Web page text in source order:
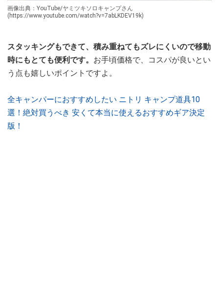
画像出典：YouTube/ヤミツキソロキャンプさん
(https://www.youtube.com/watch?v=7abLKDEV19k)
スタッキングもできて、積み重ねてもズレにくいので移動
時にもとても便利です。 お手頃価格で、コスパが良いとい
う点も嬉しいポイントですよ。
全キャンパーにおすすめしたい ニトリ キャンプ道具10
選！絶対買うべき 安くて本当に使えるおすすめギア決定
版！